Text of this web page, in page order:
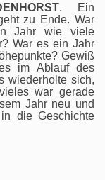
. Ein
zu Ende. War
Jahr wie viele
War es ein Jahr
Gewiß
im Ablauf des
wiederholte sich,
war gerade
Jahr neu und
in die Geschichte